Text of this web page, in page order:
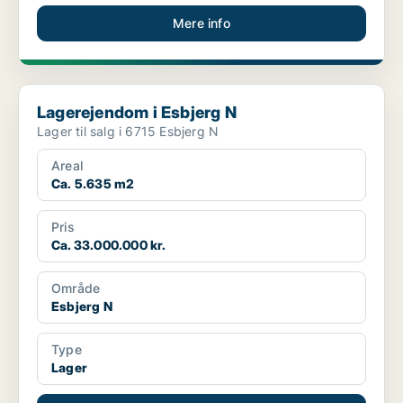
Mere info
Lagerejendom i Esbjerg N
Lagerejendom i Esbjerg N
Lager til salg i 6715 Esbjerg N
Areal
Ca. 5.635 m2
Pris
Ca. 33.000.000 kr.
Område
Esbjerg N
Type
Lager